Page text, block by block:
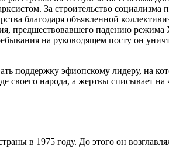
За строительство социализма
благодаря объявленной
предшествовавшего падению режима
на руководящем посту он
поддержку эфиопскому лидеру, на
народа, а жертвы списывает на
в 1975 году. До этого он